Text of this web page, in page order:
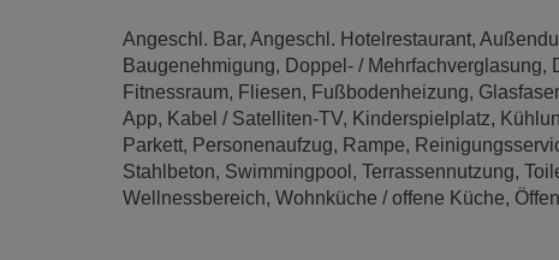
Angeschl. Bar Angeschl. Hotelrestaurant
Baugenehmigung
Doppel- / Mehrfachverglasung
Fitnessraum
Fliesen Fußbodenheizung
App
Kabel / Satelliten-TV Kinderspielplatz
Parkett
Personenaufzug Rampe
Stahlbeton Swimmingpool Terrassennutzung
Wellnessbereich Wohnküche / offene Küche